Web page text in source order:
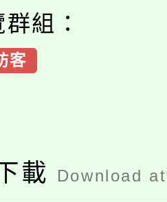
組：
客
載 Download